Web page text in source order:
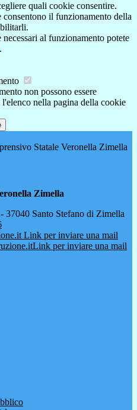
quali cookie consentire.
il funzionamento della
al funzionamento potete
.
non possono essere
nella pagina della cookie
Statale Veronella Zimella
Zimella
37040 Santo Stefano di Zimella
Link per inviare una mail
Link per inviare una mail